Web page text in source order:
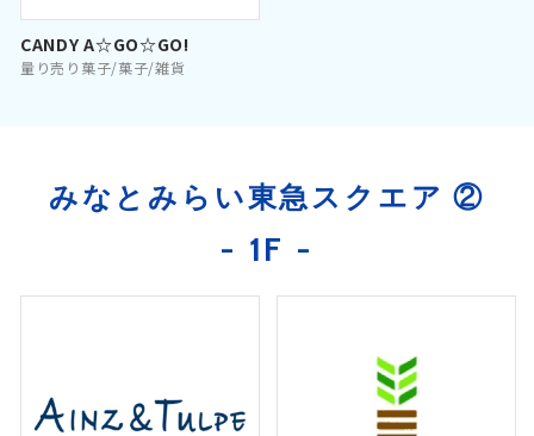
CANDY A☆GO☆GO!
量り売り菓子/菓子/雑貨
みなとみらい東急スクエア ②
- 1F -